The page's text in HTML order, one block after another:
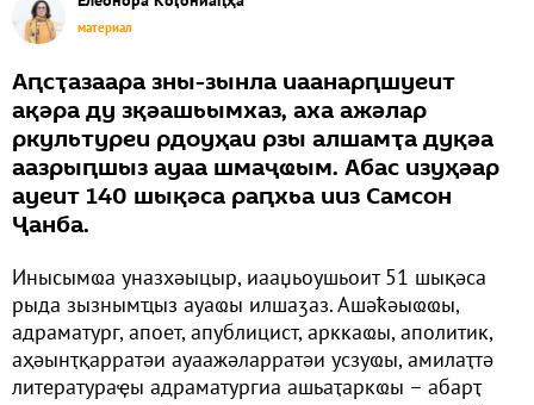
материал
Аԥсҭазаара зны-зынла иаанарԥшуеит
ақәра ду зқәашьымхаз, аха ажәлар
ркультуреи рдоуҳаи рзы алшамҭа дуқәа
аазрыԥшыз ауаа шмаҷҩым. Абас изуҳәар
ауеит 140 шықәса раԥхьа ииз Самсон
Ҷанба.
Инысымҩа уназхәыцыр, иааџьоушьоит 51 шықәса
рыда зызнымҵыз ауаҩы илшаӡаз. Ашәҟәыҩҩы,
адраматург, апоет, апублицист, арккаҩы, аполитик,
аҳәынҭқарратәи ауаажәларратәи усзуҩы, амилаҭтә
литератураҿы адраматургиа ашьаҭаркҩы – абарҭ